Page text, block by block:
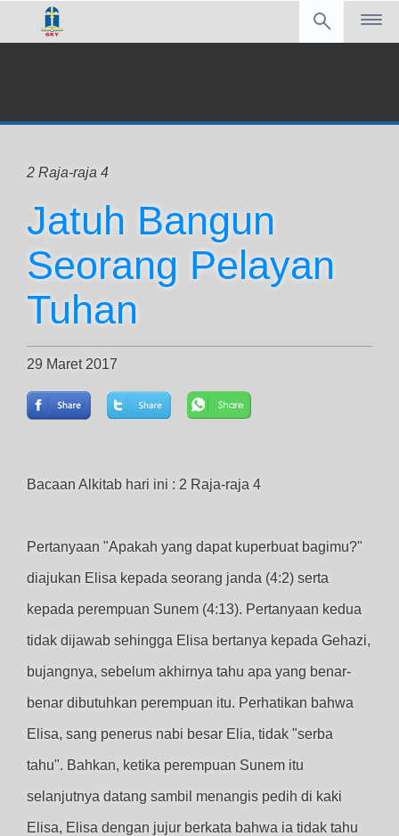
2 Raja-raja 4
Jatuh Bangun
Seorang Pelayan
Tuhan
29 Maret 2017
Bacaan Alkitab hari ini : 2 Raja-raja 4
Pertanyaan "Apakah yang dapat kuperbuat bagimu?"
diajukan Elisa kepada seorang janda (4:2) serta
kepada perempuan Sunem (4:13). Pertanyaan kedua
tidak dijawab sehingga Elisa bertanya kepada Gehazi,
bujangnya, sebelum akhirnya tahu apa yang benar-
benar dibutuhkan perempuan itu. Perhatikan bahwa
Elisa, sang penerus nabi besar Elia, tidak "serba
tahu". Bahkan, ketika perempuan Sunem itu
selanjutnya datang sambil menangis pedih di kaki
Elisa, Elisa dengan jujur berkata bahwa ia tidak tahu